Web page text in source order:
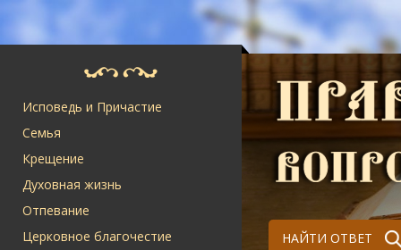
Исповедь и Причастие
Семья
Крещение
Духовная жизнь
Отпевание
Церковное благочестие
НАЙТИ ОТВЕТ